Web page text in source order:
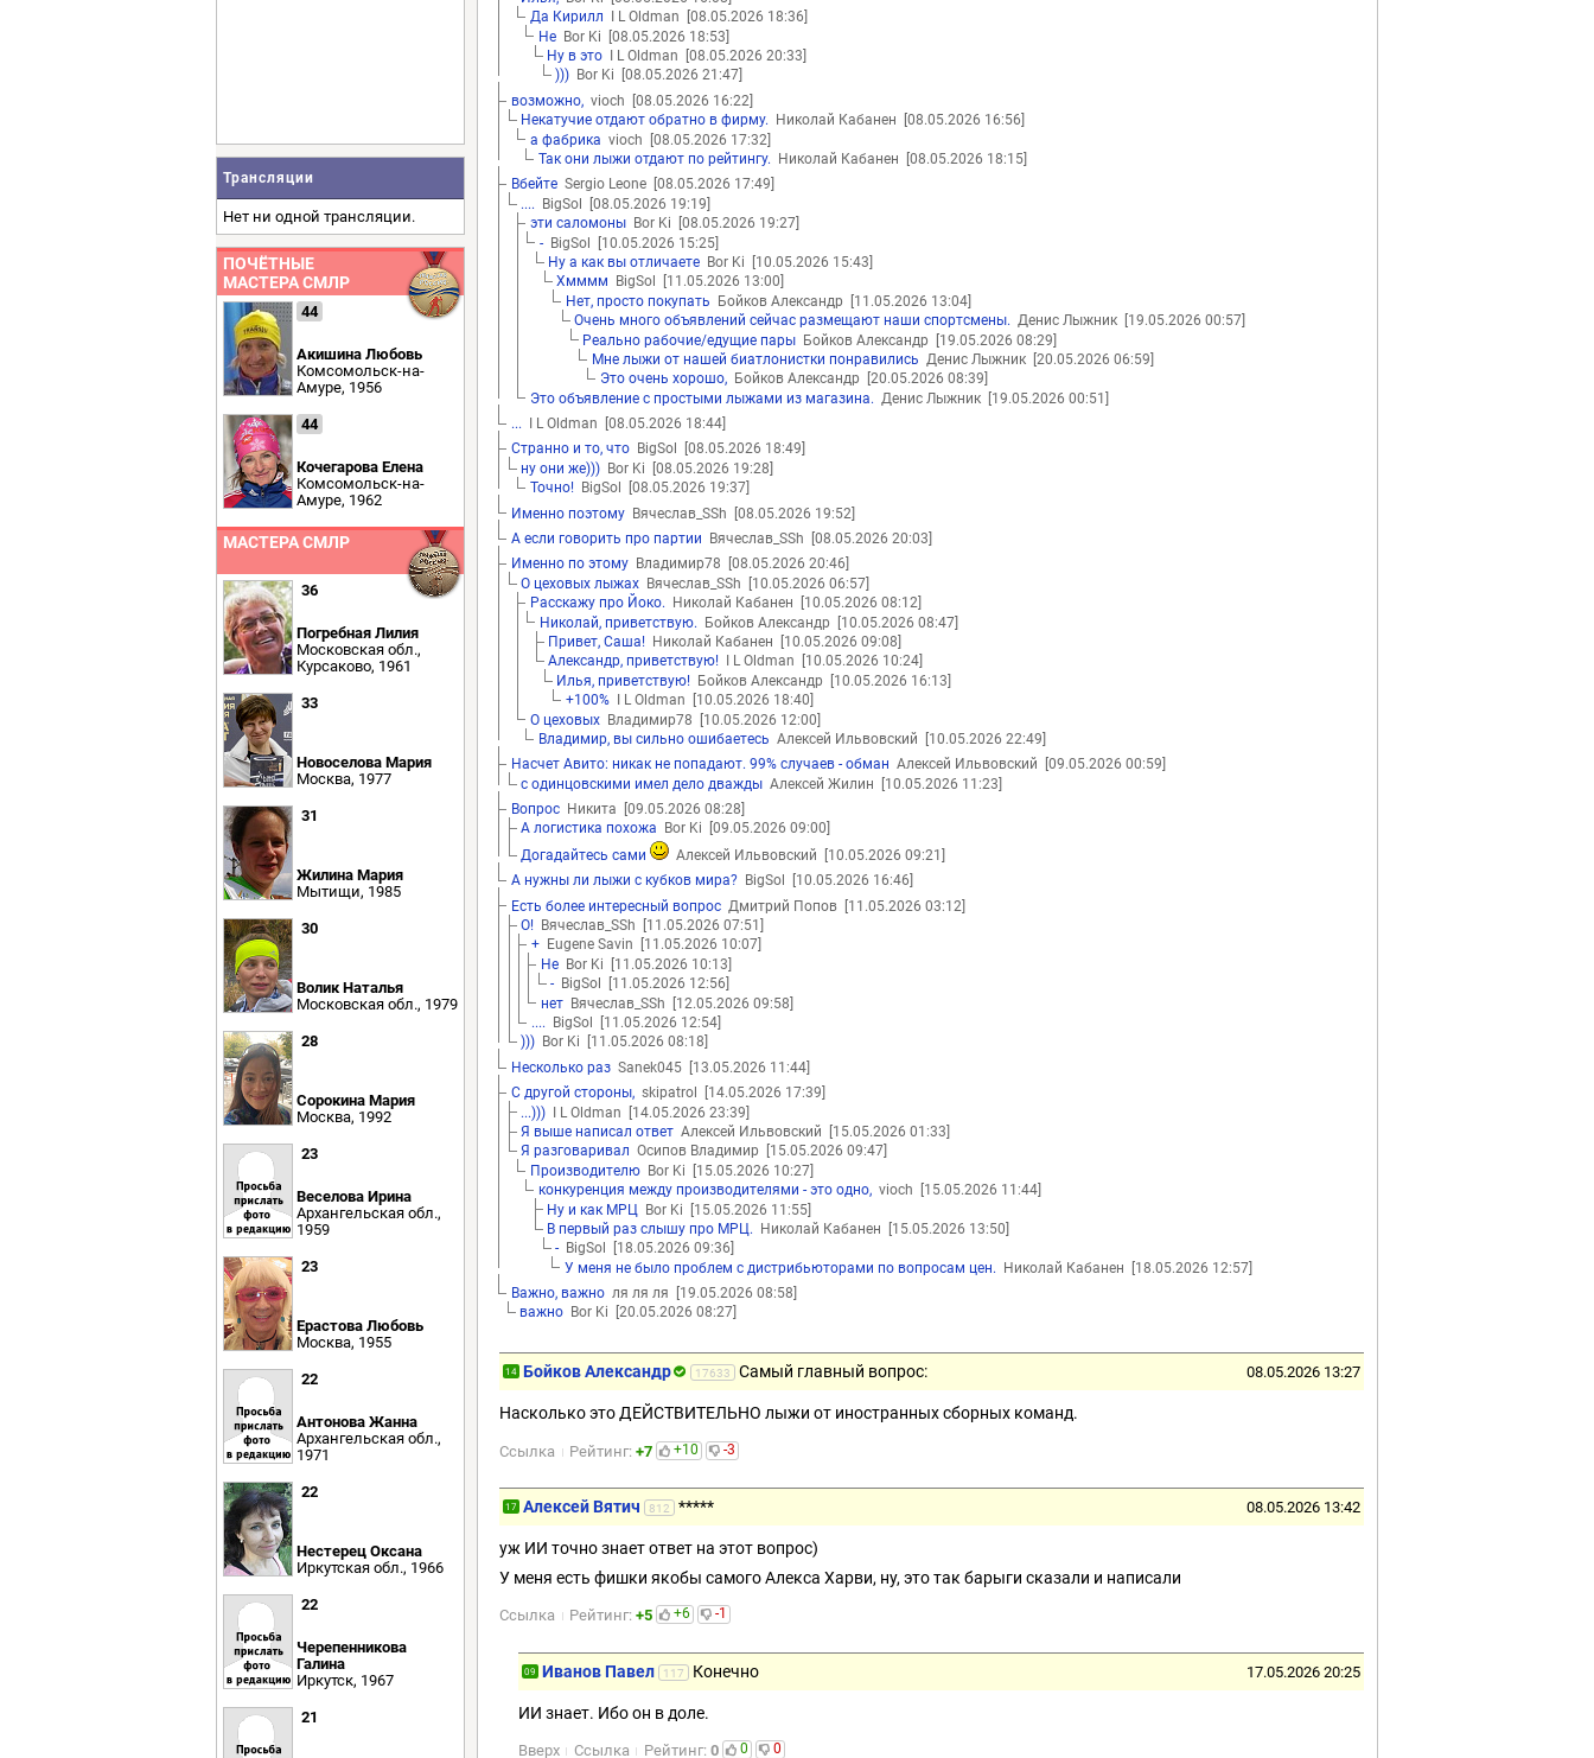
Трансляции
Нет ни одной трансляции.
ПОЧЁТНЫЕ
МАСТЕРА СМЛР
44
Акишина Любовь
Комсомольск-на-
Амуре, 1956
44
Кочегарова Елена
Комсомольск-на-
Амуре, 1962
МАСТЕРА СМЛР
36
Погребная Лилия
Московская обл.,
Курсаково, 1961
33
Новоселова Мария
Москва, 1977
31
Жилина Мария
Мытищи, 1985
30
Волик Наталья
Московская обл., 1979
28
Сорокина Мария
Москва, 1992
23
Веселова Ирина
Архангельская обл.,
1959
23
Ерастова Любовь
Москва, 1955
22
Антонова Жанна
Архангельская обл.,
1971
22
Нестерец Оксана
Иркутская обл., 1966
22
Черепенникова
Галина
Иркутск, 1967
21
Да Кирилл I L Oldman
[08.05.2026 18:36]
НеBor Ki
[08.05.2026 18:53]
Ну в это I L Oldman
[08.05.2026 20:33]
))) Bor Ki
[08.05.2026 21:47]
возможно,vioch
[08.05.2026 16:22]
Некатучие отдают обратно в фирму. Николай Кабанен
[08.05.2026 16:56]
а фабрика vioch
[08.05.2026 17:32]
Так они лыжи отдают по рейтингу. Николай Кабанен
[08.05.2026 18:15]
ВбейтеSergio Leone
[08.05.2026 17:49]
.... BigSol
[08.05.2026 19:19]
эти саломоныBor Ki
[08.05.2026 19:27]
-BigSol
[10.05.2026 15:25]
Ну а как вы отличаете Bor Ki
[10.05.2026 15:43]
Хмммм
BigSol
[11.05.2026 13:00]
Нет, просто покупать Бойков Александр
[11.05.2026 13:04]
Очень много объявлений сейчас размещают наши спортсмены. Денис Лыжник
[19.05.2026 00:57]
Реально рабочие/едущие пары Бойков Александр
[19.05.2026 08:29]
Мне лыжи от нашей биатлонистки понравились Денис Лыжник [20.05.2026 06:59]
Это очень хорошо, Бойков Александр
[20.05.2026 08:39]
Это объявление с простыми лыжами из магазина. Денис Лыжник [19.05.2026 00:51]
... I L Oldman
[08.05.2026 18:44]
Странно и то, чтоBigSol
[08.05.2026 18:49]
ну они же))) Bor Ki
[08.05.2026 19:28]
Точно!BigSol
[08.05.2026 19:37]
Именно поэтомуВячеслав_SSh
[08.05.2026 19:52]
А если говорить про партии Вячеслав_SSh
[08.05.2026 20:03]
Именно по этомуВладимир78
[08.05.2026 20:46]
О цеховых лыжах Вячеслав_SSh
[10.05.2026 06:57]
Расскажу про Йоко. Николай Кабанен
[10.05.2026 08:12]
Николай, приветствую. Бойков Александр
[10.05.2026 08:47]
Привет, Саша! Николай Кабанен
[10.05.2026 09:08]
Александр, приветствую! I L Oldman
[10.05.2026 10:24]
Илья, приветствую! Бойков Александр
[10.05.2026 16:13]
+100%I L Oldman
[10.05.2026 18:40]
О цеховыхВладимир78
[10.05.2026 12:00]
Владимир, вы сильно ошибаетесь Алексей Ильвовский
[10.05.2026 22:49]
Насчет Авито: никак не попадают. 99% случаев - обман Алексей Ильвовский
[09.05.2026 00:59]
с одинцовскими имел дело дважды Алексей Жилин
[10.05.2026 11:23]
ВопросНикита
[09.05.2026 08:28]
А логистика похожа Bor Ki
[09.05.2026 09:00]
Догадайтесь сами
Алексей Ильвовский
[10.05.2026 09:21]
А нужны ли лыжи с кубков мира?BigSol
[10.05.2026 16:46]
Есть более интересный вопросДмитрий Попов [11.05.2026 03:12]
О! Вячеслав_SSh
[11.05.2026 07:51]
+Eugene Savin
[11.05.2026 10:07]
НеBor Ki
[11.05.2026 10:13]
- BigSol
[11.05.2026 12:56]
нетВячеслав_SSh
[12.05.2026 09:58]
.... BigSol
[11.05.2026 12:54]
))) Bor Ki
[11.05.2026 08:18]
Несколько разSanek045 [13.05.2026 11:44]
С другой стороны,skipatrol
[14.05.2026 17:39]
...))) I L Oldman
[14.05.2026 23:39]
Я выше написал ответ Алексей Ильвовский
[15.05.2026 01:33]
Я разговаривал Осипов Владимир
[15.05.2026 09:47]
ПроизводителюBor Ki
[15.05.2026 10:27]
конкуренция между производителями - это одно,vioch
[15.05.2026 11:44]
Ну и как МРЦ Bor Ki
[15.05.2026 11:55]
В первый раз слышу про МРЦ. Николай Кабанен
[15.05.2026 13:50]
- BigSol
[18.05.2026 09:36]
У меня не было проблем с дистрибьюторами по вопросам цен. Николай Кабанен
[18.05.2026 12:57]
Важно, важноля ля ля
[19.05.2026 08:58]
важно Bor Ki [20.05.2026 08:27]
14 Бойков Александр 17633 Самый главный вопрос: 08.05.2026 13:27
Насколько это ДЕЙСТВИТЕЛЬНО лыжи от иностранных сборных команд.
Ссылка Рейтинг:+7 +10 -3
17 Алексей Вятич 812 ***** 08.05.2026 13:42
уж ИИ точно знает ответ на этот вопрос)
У меня есть фишки якобы самого Алекса Харви, ну, это так барыги сказали и написали
Ссылка Рейтинг:+5 +6 -1
09 Иванов Павел 117 Конечно 17.05.2026 20:25
ИИ знает. Ибо он в доле.
Вверх Ссылка Рейтинг: 0 0 0